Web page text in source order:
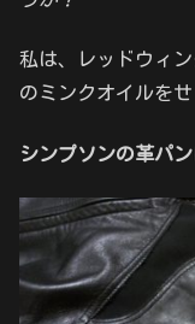
私は、レッドウィ
のミンクオイルを
シンプソンの革パ